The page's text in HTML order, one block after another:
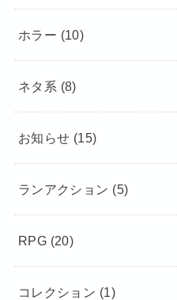
ホラー (10)
ネタ系 (8)
お知らせ (15)
ランアクション (5)
RPG (20)
コレクション (1)